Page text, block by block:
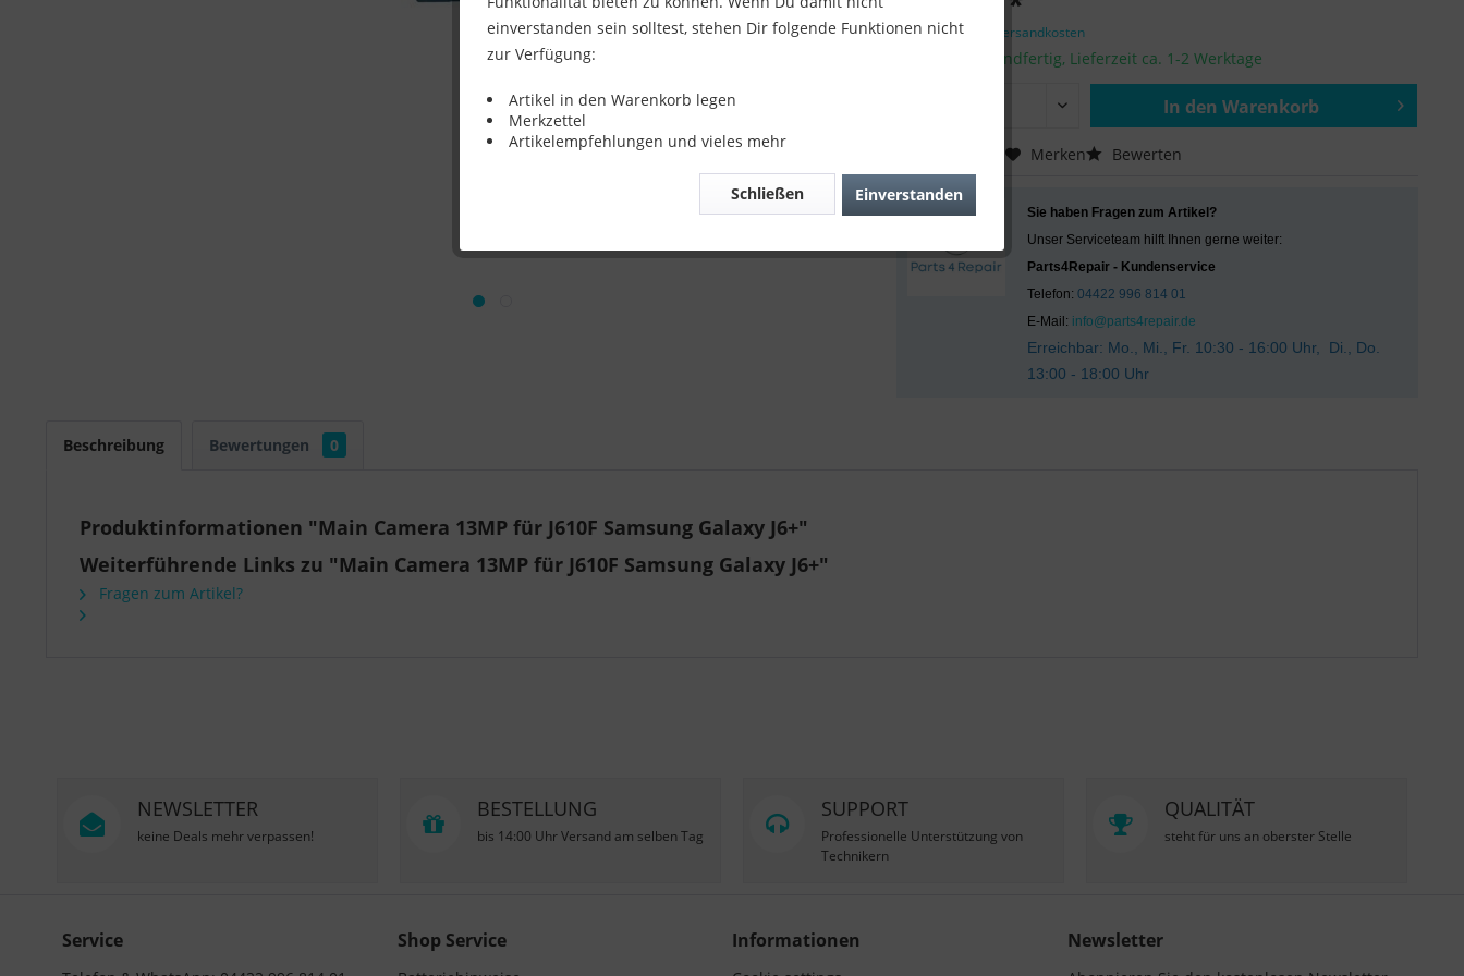
inkl. MwSt. zzgl. Versandkosten
Sofort versandfertig, Lieferzeit ca. 1-2 Werktage
In den Warenkorb
Vergleichen Merken Bewerten
Sie haben Fragen zum Artikel?
Unser Serviceteam hilft Ihnen gerne weiter:
Parts4Repair - Kundenservice
Telefon:04422 996 814 01
E-Mail: info@parts4repair.de
Erreichbar: Mo., Mi., Fr. 10:30 - 16:00 Uhr, Di., Do.
13:00 - 18:00 Uhr
Beschreibung Bewertungen 0
Produktinformationen "Main Camera 13MP für J610F Samsung Galaxy J6+"
Weiterführende Links zu "Main Camera 13MP für J610F Samsung Galaxy J6+"
Fragen zum Artikel?
NEWSLETTER
keine Deals mehr verpassen!
BESTELLUNG
bis 14:00 Uhr Versand am selben Tag
SUPPORT
Professionelle Unterstützung von
Technikern
QUALITÄT
steht für uns an oberster Stelle
Service Shop Service Informationen Newsletter
einverstanden sein solltest, stehen Dir folgende Funktionen nicht
zur Verfügung:
Artikel in den Warenkorb legen
Merkzettel
Artikelempfehlungen und vieles mehr
Einverstanden
Schließen